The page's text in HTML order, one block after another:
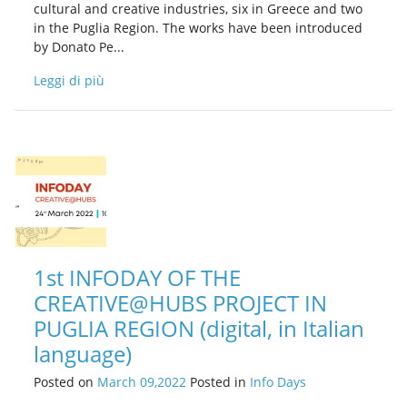
cultural and creative industries, six in Greece and two
in the Puglia Region. The works have been introduced
by Donato Pe...
Leggi di più
1st INFODAY OF THE
CREATIVE@HUBS PROJECT IN
PUGLIA REGION (digital, in Italian
language)
Posted on March 09,2022 Posted in Info Days